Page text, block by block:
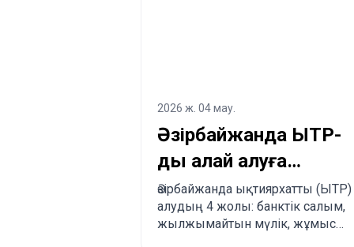
2026 ж. 04 мау.
Әзірбайжанда ЫТР-
ды қалай алуға
болады?
Заңдастырудың 4
Әзірбайжанда ықтиярхатты (ЫТР)
алудың 4 жолы: банктік салым,
жылжымайтын мүлік, жұмыс